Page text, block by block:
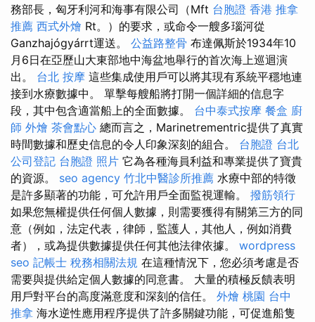
務部長，匈牙利河和海事有限公司（Mft 台胞證 香港 推拿
推薦 西式外燴 Rt。）的要求，或命令一艘多瑙河從
Ganzhajógyárrt運送。 公益路整骨 布達佩斯於1934年10
月6日在亞歷山大東部地中海盆地舉行的首次海上巡迴演
出。 台北 按摩 這些集成使用戶可以將其現有系統平穩地連
接到水療數據中。 單擊每艘船將打開一個詳細的信息字
段，其中包含適當船上的全面數據。 台中泰式按摩 餐盒 廚
師 外燴 茶會點心 總而言之，Marinetrementric提供了真實
時間數據和歷史信息的令人印象深刻的組合。 台胞證 台北
公司登記 台胞證 照片 它為各種海員利益和專業提供了寶貴
的資源。 seo agency 竹北中醫診所推薦 水療中部的特徵
是許多顯著的功能，可允許用戶全面監視運輸。 撥筋領行
如果您無權提供任何個人數據，則需要獲得有關第三方的同
意（例如，法定代表，律師，監護人，其他人，例如消費
者），或為提供數據提供任何其他法律依據。 wordpress
seo 記帳士 稅務相關法規 在這種情況下，您必須考慮是否
需要與提供給定個人數據的同意書。 大量的積極反饋表明
用戶對平台的高度滿意度和深刻的信任。 外燴 桃園 台中
推拿 海水逆性應用程序提供了許多關鍵功能，可促進船隻